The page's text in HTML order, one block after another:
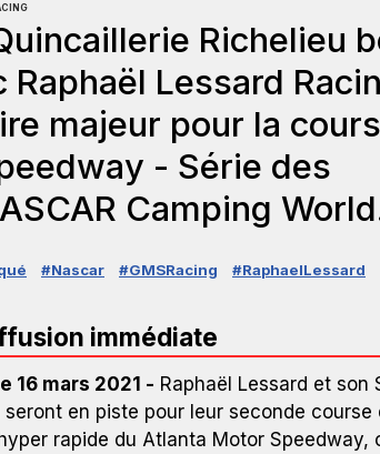
Richelieu
Lessard
majeur pour la
- Série des
Camping
#Nascar #GMSRacing #RaphaelLessard
immédiate
16 mars 2021 - Raphaël Lessard et son
seront en piste pour leur seconde course
rapide du Atlanta Motor Speedway,